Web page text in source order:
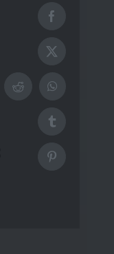
Facebook
X
RedditWhatsApp
Tumblr
Pinterest